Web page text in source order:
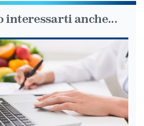
interessarti anche...